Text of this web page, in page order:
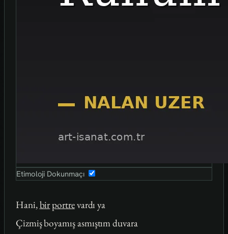
Etimoloji Dokunmaçı
Hani,birportrevardı ya
Çizmiş boyamış asmıştım duvara